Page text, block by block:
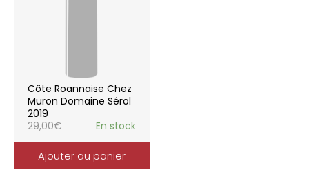
Côte Roannaise Chez
Muron Domaine Sérol
2019
29,00€ En stock
Ajouter au panier